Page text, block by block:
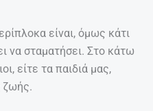
είναι, όμως κάτι
να σταματήσει. Στο κάτω
είτε τα παιδιά μας,
ζωής.